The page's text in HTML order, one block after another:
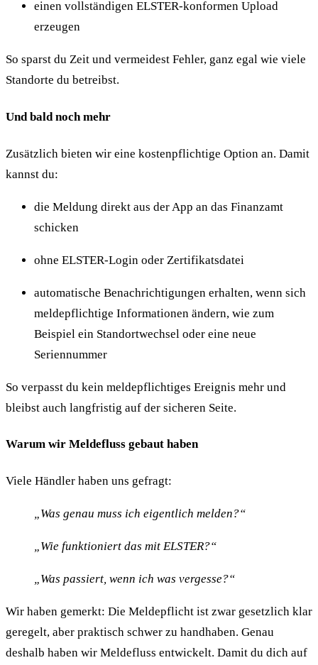
einen vollständigen ELSTER-konformen Upload
erzeugen
So sparst du Zeit und vermeidest Fehler, ganz egal wie viele
Standorte du betreibst.
Und bald noch mehr
Zusätzlich bieten wir eine kostenpflichtige Option an. Damit
kannst du:
die Meldung direkt aus der App an das Finanzamt
schicken
ohne ELSTER-Login oder Zertifikatsdatei
automatische Benachrichtigungen erhalten, wenn sich
meldepflichtige Informationen ändern, wie zum
Beispiel ein Standortwechsel oder eine neue
Seriennummer
So verpasst du kein meldepflichtiges Ereignis mehr und
bleibst auch langfristig auf der sicheren Seite.
Warum wir Meldefluss gebaut haben
Viele Händler haben uns gefragt:
„Was genau muss ich eigentlich melden?“
„Wie funktioniert das mit ELSTER?“
„Was passiert, wenn ich was vergesse?“
Wir haben gemerkt: Die Meldepflicht ist zwar gesetzlich klar
geregelt, aber praktisch schwer zu handhaben. Genau
deshalb haben wir Meldefluss entwickelt. Damit du dich auf